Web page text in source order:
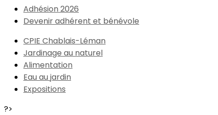
Adhésion 2026
Devenir adhérent et bénévole
CPIE Chablais-Léman
Jardinage au naturel
Alimentation
Eau au jardin
Expositions
?>